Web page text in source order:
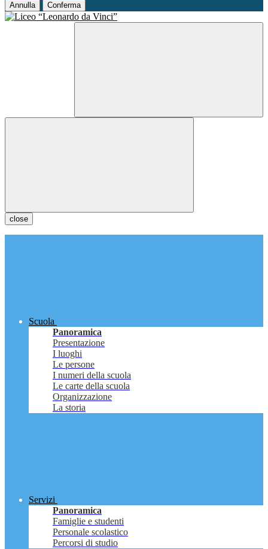
Annulla Conferma
close
Scuola
Panoramica
Presentazione
I luoghi
Le persone
I numeri della scuola
Le carte della scuola
Organizzazione
La storia
Servizi
Panoramica
Famiglie e studenti
Personale scolastico
Percorsi di studio